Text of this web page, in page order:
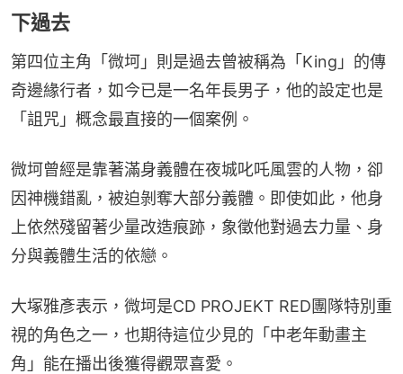
下過去
第四位主角「微坷」則是過去曾被稱為「King」的傳
奇邊緣行者，如今已是一名年長男子，他的設定也是
「詛咒」概念最直接的一個案例。
微坷曾經是靠著滿身義體在夜城叱吒風雲的人物，卻
因神機錯亂，被迫剝奪大部分義體。即使如此，他身
上依然殘留著少量改造痕跡，象徵他對過去力量、身
分與義體生活的依戀。
大塚雅彥表示，微坷是CD PROJEKT RED團隊特別重
視的角色之一，也期待這位少見的「中老年動畫主
角」能在播出後獲得觀眾喜愛。